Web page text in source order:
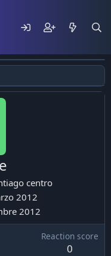
centro
2012
2012
Reaction score
0